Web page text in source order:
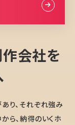
会社を
り、それぞれ強み
ら、納得のいくホ